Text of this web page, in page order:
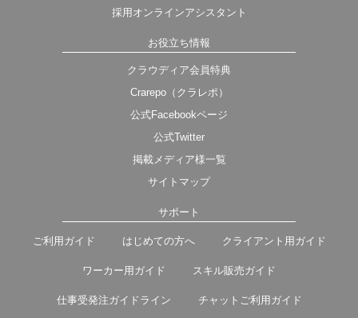
採用オンラインアシスタント
お役立ち情報
クラウディア会員特典
Crarepo（クラレポ）
公式Facebookページ
公式Twitter
掲載メディア様一覧
サイトマップ
サポート
ご利用ガイド はじめての方へ クライアント用ガイド
ワーカー用ガイド スキル販売ガイド
仕事受発注ガイドライン チャットご利用ガイド